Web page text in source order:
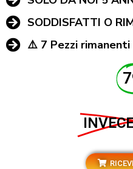
SODDISFATTI O
⚠️ 7 Pezzi